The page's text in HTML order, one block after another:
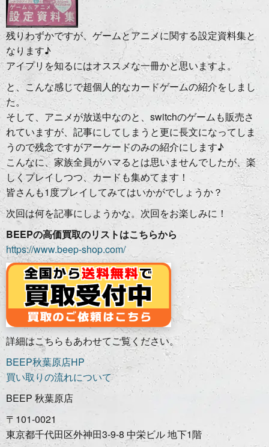
残りわずかですが、ゲームとアニメに関する設定資料集と
なります♪
アイプリを知るにはオススメな一冊かと思いますよ。
と、こんな感じで超個人的なカードゲームの紹介をしまし
た。
そして、アニメが放送中なのと、switchのゲームも販売さ
れていますが、記事にしてしまうと更に長文になってしま
うので残念ですがアーケードのみの紹介にします♪
こんなに、家族全員がハマるとは思いませんでしたが、楽
しくプレイしつつ、カードも集めてます！
皆さんも1度プレイしてみてはいかがでしょうか？
次回は何を記事にしようかな。次回をお楽しみに！
BEEPの高価買取のリストはこちらから
https://www.beep-shop.com/
詳細はこちらもあわせてご覧ください。
BEEP秋葉原店HP
買い取りの流れについて
BEEP 秋葉原店
〒101-0021
東京都千代田区外神田3-9-8 中栄ビル 地下1階